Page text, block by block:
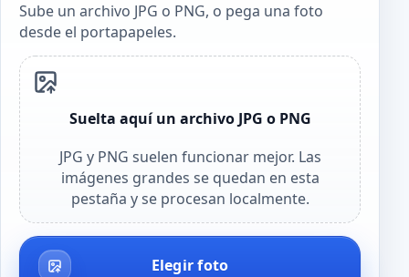
Sube un archivo JPG o PNG, o pega una foto
desde el portapapeles.
Suelta aquí un archivo JPG o PNG
JPG y PNG suelen funcionar mejor. Las
imágenes grandes se quedan en esta
pestaña y se procesan localmente.
Elegir foto